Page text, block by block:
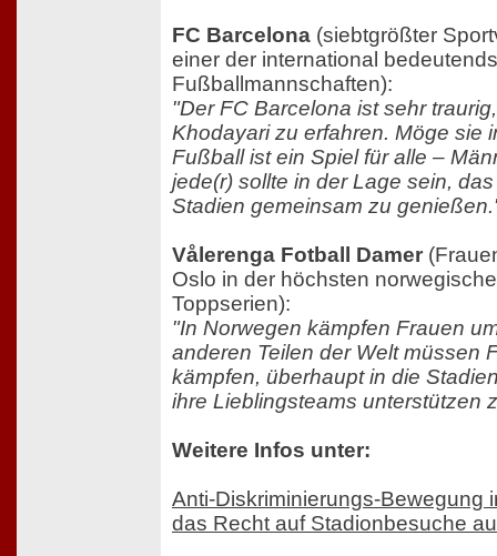
FC Barcelona (siebtgrößter
einer der international
Fußballmannschaften):
"Der FC Barcelona ist sehr
Khodayari zu erfahren. Möge sie
Fußball ist ein Spiel für alle –
jede(r) sollte in der Lage sein,
Stadien gemeinsam zu
Vålerenga Fotball Damer
Oslo in der höchsten
Toppserien):
"In Norwegen kämpfen Frauen
anderen Teilen der Welt müssen
kämpfen, überhaupt in die
ihre Lieblingsteams unterstützen
Weitere Infos unter:
Anti-Diskriminierungs-Bewegung
das Recht auf Stadionbesuche